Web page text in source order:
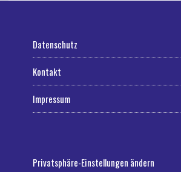
Datenschutz
Kontakt
Impressum
Privatsphäre-Einstellungen ändern